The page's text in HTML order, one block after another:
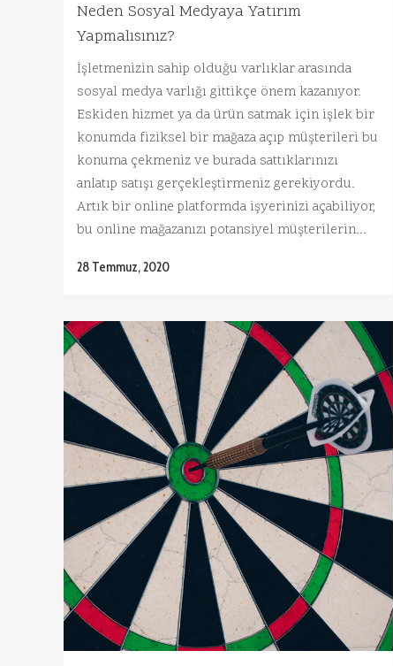
Neden Sosyal Medyaya Yatırım
Yapmalısınız?
İşletmenizin sahip olduğu varlıklar arasında
sosyal medya varlığı gittikçe önem kazanıyor.
Eskiden hizmet ya da ürün satmak için işlek bir
konumda fiziksel bir mağaza açıp müşterileri bu
konuma çekmeniz ve burada sattıklarınızı
anlatıp satışı gerçekleştirmeniz gerekiyordu.
Artık bir online platformda işyerinizi açabiliyor,
bu online mağazanızı potansiyel müşterilerin...
28 Temmuz, 2020